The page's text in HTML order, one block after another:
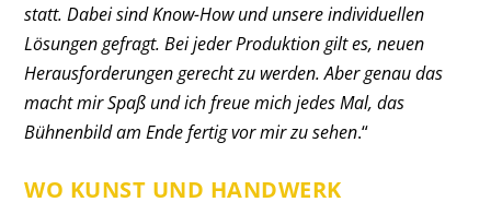
statt. Dabei sind Know-How und unsere individuellen
Lösungen gefragt. Bei jeder Produktion gilt es, neuen
Herausforderungen gerecht zu werden. Aber genau das
macht mir Spaß und ich freue mich jedes Mal, das
Bühnenbild am Ende fertig vor mir zu sehen.“
WO KUNST UND HANDWERK